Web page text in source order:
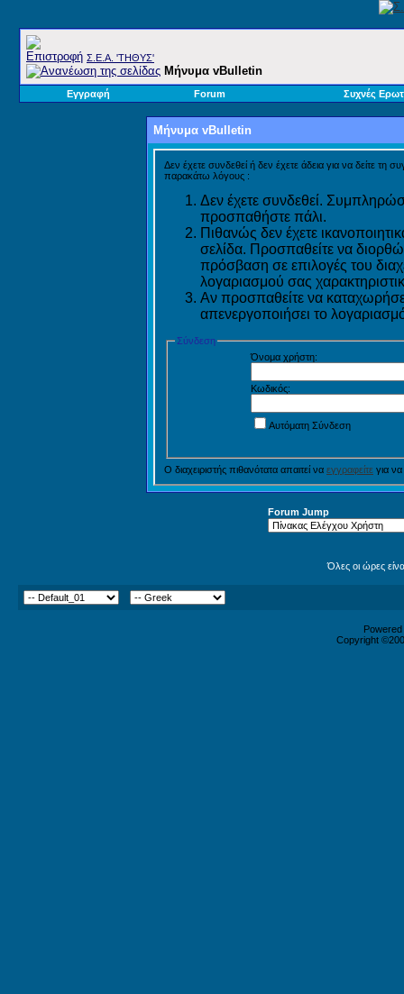
Σ.E.A. 'ΤΗΘΥΣ'
Μήνυμα vBulletin
Εγγραφή Forum Συχνές
Μήνυμα vBulletin
Δεν έχετε συνδεθεί ή δεν έχετε άδεια για να δείτε τη
παρακάτω λόγους :
Δεν έχετε συνδεθεί.
προσπαθήστε πάλι.
Πιθανώς δεν έχετε
σελίδα. Προσπαθείτε να
πρόσβαση σε επιλογές του
λογαριασμού σας
Αν προσπαθείτε να
απενεργοποιήσει το
Σύνδεση
Όνομα χρήστη:
Κωδικός:
Αυτόματη Σύνδεση
Ο διαχειριστής πιθανότατα απαιτεί να εγγραφείτε για
Forum Jump
Όλες οι ώρες
Copyright